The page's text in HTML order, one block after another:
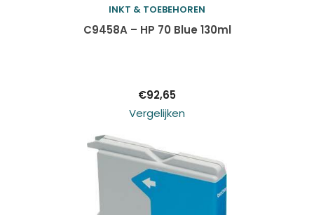
Toevoegen aan
INKT & TOEBEHOREN
C9458A – HP 70 Blue 130ml
€92,65
Vergelijken